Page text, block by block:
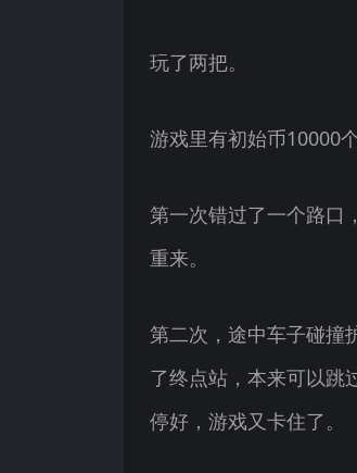
玩了两把。
游戏里有初始币10000
第一次错过了一个路口
重来。
第二次，途中车子碰撞
了终点站，本来可以跳
停好，游戏又卡住了。